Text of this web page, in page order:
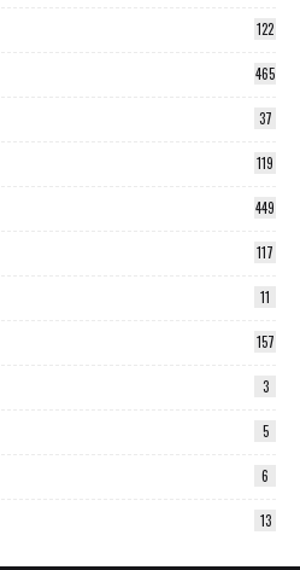
122
465
37
119
449
117
11
157
3
5
6
13